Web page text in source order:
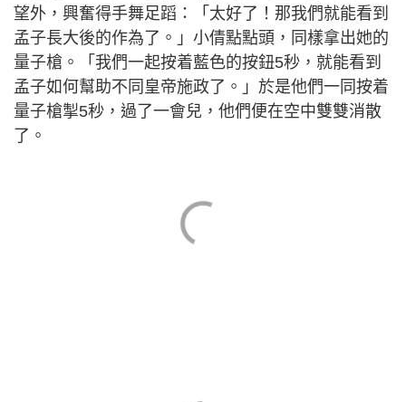
望外，興奮得手舞足蹈：「太好了！那我們就能看到
孟子長大後的作為了。」小倩點點頭，同樣拿出她的
量子槍。「我們一起按着藍色的按鈕5秒，就能看到
孟子如何幫助不同皇帝施政了。」於是他們一同按着
量子槍掣5秒，過了一會兒，他們便在空中雙雙消散
了。